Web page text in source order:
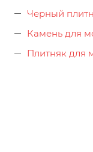
Черный
Камень для
Плитняк для